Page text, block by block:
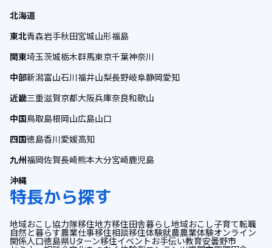
北海道
東北青森岩手秋田宮城山形福島
関東埼玉茨城栃木群馬東京千葉神奈川
中部新潟富山石川福井山梨長野岐阜静岡愛知
近畿三重滋賀京都大阪兵庫奈良和歌山
中国鳥取島根岡山広島山口
四国徳島香川愛媛高知
九州福岡佐賀長崎熊本大分宮崎鹿児島
沖縄
特長から探す
地域おこし協力隊移住地方移住田舎暮らし地域おこし子育て転職
自然と暮らす農業仕事移住相談移住体験就農農業体験オンライン
関係人口徳島県Uターン移住イベント お手伝い教育安曇野市